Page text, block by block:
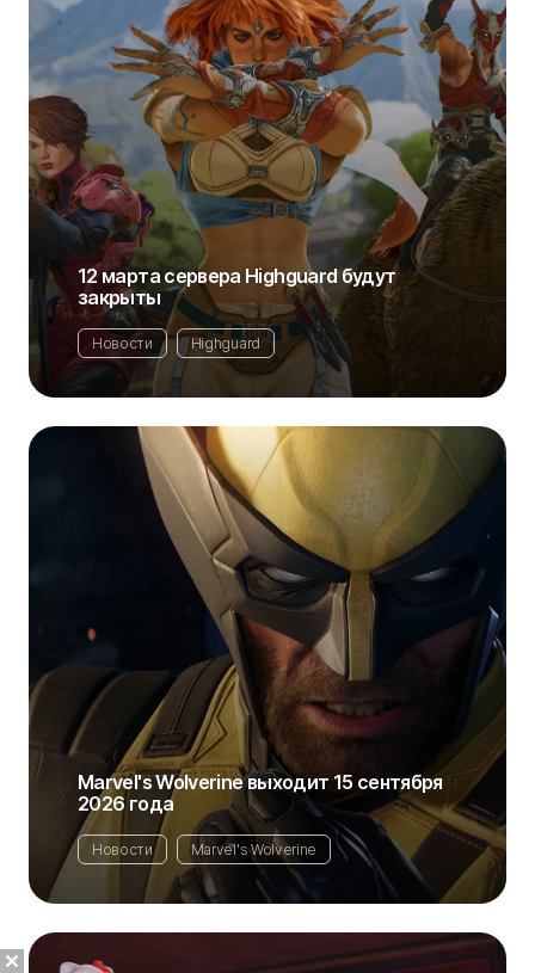
12 марта сервера Highguard будут
закрыты
Новости Highguard
Marvel's Wolverine выходит 15 сентября
2026 года
Новости Marvel's Wolverine